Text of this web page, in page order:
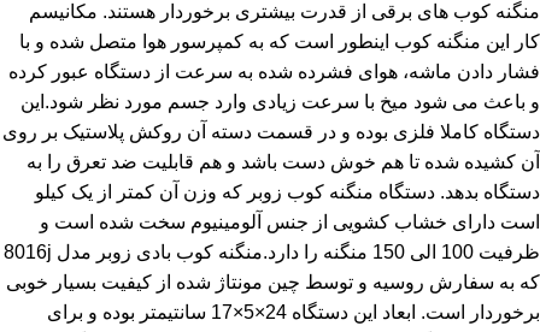
منگنه کوب های برقی از قدرت بیشتری برخوردار هستند. مکانیسم
کار این منگنه کوب اینطور است که به کمپرسور هوا متصل شده و با
فشار دادن ماشه، هوای فشرده شده به سرعت از دستگاه عبور کرده
و باعث می شود میخ با سرعت زیادی وارد جسم مورد نظر شود.این
دستگاه کاملا فلزی بوده و در قسمت دسته آن روکش پلاستیک بر روی
آن کشیده شده تا هم خوش دست باشد و هم قابلیت ضد تعرق را به
دستگاه بدهد. دستگاه منگنه کوب زوبر که وزن آن کمتر از یک کیلو
است دارای خشاب کشویی از جنس آلومینیوم سخت شده است و
ظرفیت 100 الی 150 منگنه را دارد.منگنه کوب بادی زوبر مدل 8016j
که به سفارش روسیه و توسط چین مونتاژ شده از کیفیت بسیار خوبی
برخوردار است. ابعاد این دستگاه 24×5×17 سانتیمتر بوده و برای